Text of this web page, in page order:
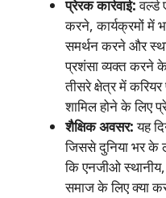
प्रेरक कार्रवाई:
करने, कार्यक्रमों में
समर्थन करने और
प्रशंसा व्यक्त करने के
तीसरे क्षेत्र में
शामिल होने के लिए
शैक्षिक अवसर:यह
जिससे दुनिया भर के
कि एनजीओ स्थानीय,
समाज के लिए क्या